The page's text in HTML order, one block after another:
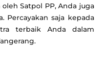
Satpol PP, Anda juga
Percayakan saja kepada
terbaik Anda dalam